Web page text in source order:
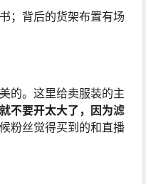
；背后的货架布置有场
的。这里给卖服装的主
不要开太大了，因为滤
粉丝觉得买到的和直播